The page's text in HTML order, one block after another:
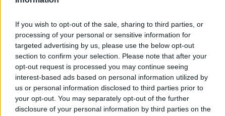
If you wish to opt-out of the sale, sharing to third parties, or
processing of your personal or sensitive information for
targeted advertising by us, please use the below opt-out
section to confirm your selection. Please note that after your
opt-out request is processed you may continue seeing
interest-based ads based on personal information utilized by
us or personal information disclosed to third parties prior to
your opt-out. You may separately opt-out of the further
disclosure of your personal information by third parties on the
ΡΟΗ ΕΙΔΗΣΕΩΝ